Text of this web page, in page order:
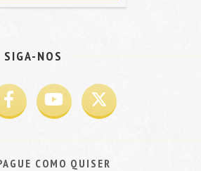
SIGA-NOS
COMO QUISER